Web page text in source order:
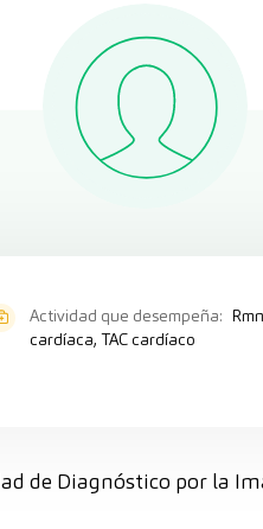
CreuBlanca
Fundación
Preguntas
Actividad que desempeña: Rmn
cardíaca, TAC cardíaco
de Diagnóstico por la